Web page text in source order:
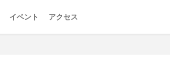
イベント アクセス